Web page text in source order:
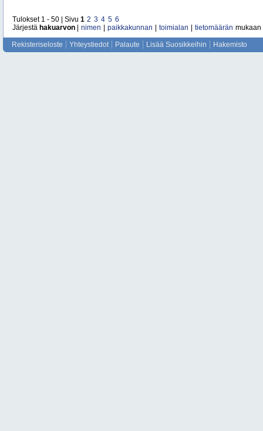
Tulokset 1 - 50 | Sivu 1 2 3 4 5 6
Järjestä hakuarvon nimen paikkakunnan toimialan tietomäärän mukaan
Rekisteriseloste Yhteystiedot Palaute Lisää Suosikkeihin Hakemisto